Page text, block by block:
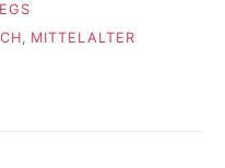
, MITTELALTER